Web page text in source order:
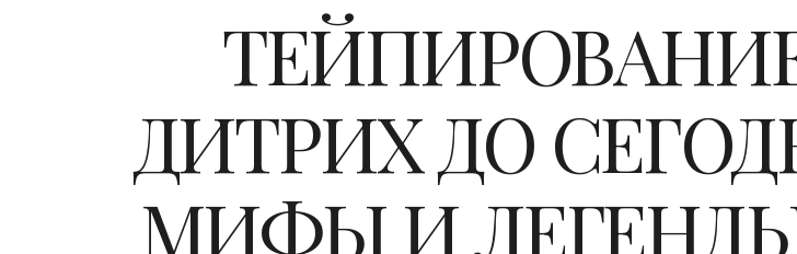
ДИТРИХ ДО
МИФЫ И